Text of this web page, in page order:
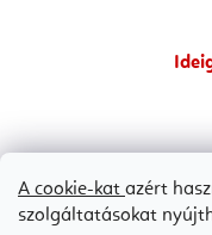
A cookie-kat azért
szolgáltatásokat
Bestseller